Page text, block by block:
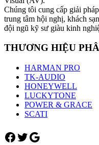
Chúng tôi cung cấp giải
trung tâm hội nghị, khách
đội ngũ kỹ sư giàu kinh
THƯƠNG HIỆU
HARMAN PRO
TK-AUDIO
HONEYWELL
LUCKYTONE
POWER & GRACE
SCATI
Facebook
Twitter
Google